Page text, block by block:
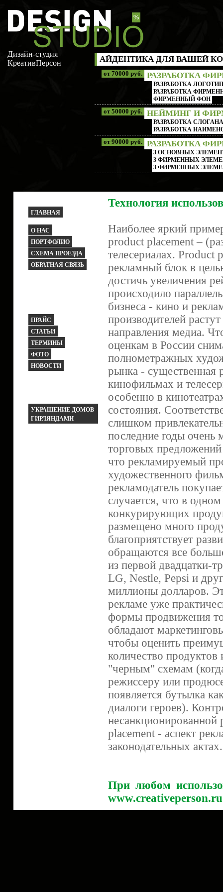
Дизайн-студия
КреативПерсон
%
АЙДЕНТИКА ДЛЯ ВАШЕЙ
РАЗРАБОТКА
РАЗРАБОТКА
РАЗРАБОТКА
ФИРМЕННЫЙ ФОН
от 70000 руб.
НЕЙМИНГ И
РАЗРАБОТКА
РАЗРАБОТКА
от 50000 руб.
РАЗРАБОТКА
3 ОСНОВНЫХ
3 ФИРМЕННЫХ
3 ФИРМЕННЫХ
от 90000 руб.
ГЛАВНАЯ
О НАС
ПОРТФОЛИО
СХЕМА ПРОЕЗДА
ОБРАТНАЯ СВЯЗЬ
ПРАЙС
СТАТЬИ
ТЕРМИНЫ
ФОТО
НОВОСТИ
УКРАШЕНИЕ ДОМОВ
ГИРЛЯНДАМИ
Технология
Наиболее яркий
product placement –
телесериалах. Product
рекламный блок в
достичь увеличения
происходило
бизнеса - кино и
производителей
направления медиа.
оценкам в России
полнометражных
рынка - существенная
кинофильмах и
особенно в
состояния.
слишком
последние годы
торговых
что рекламируемый
художественного
рекламодатель
случается, что в
конкурирующих
размещено много
благоприятствует
обращаются все
из первой двадцатки-
LG, Nestle, Pepsi и
миллионы долларов.
рекламе уже
формы продвижения
обладают
чтобы оценить
количество
"черным" схемам
режиссеру или
появляется бутылка
диалоги героев).
placement - аспект
законодательных актах.
При любом
www.creativeperson.ru